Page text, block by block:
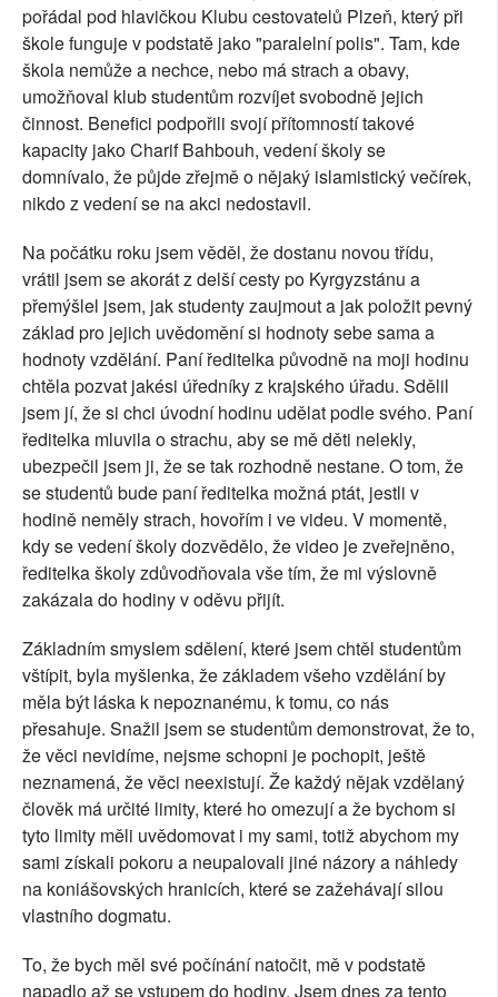
pořádal pod hlavičkou Klubu cestovatelů Plzeň, který při
škole funguje v podstatě jako "paralelní polis". Tam, kde
škola nemůže a nechce, nebo má strach a obavy,
umožňoval klub studentům rozvíjet svobodně jejich
činnost. Benefici podpořili svojí přítomností takové
kapacity jako Charif Bahbouh, vedení školy se
domnívalo, že půjde zřejmě o nějaký islamistický večírek,
nikdo z vedení se na akci nedostavil.
Na počátku roku jsem věděl, že dostanu novou třídu,
vrátil jsem se akorát z delší cesty po Kyrgyzstánu a
přemýšlel jsem, jak studenty zaujmout a jak položit pevný
základ pro jejich uvědomění si hodnoty sebe sama a
hodnoty vzdělání. Paní ředitelka původně na moji hodinu
chtěla pozvat jakési úředníky z krajského úřadu. Sdělil
jsem jí, že si chci úvodní hodinu udělat podle svého. Paní
ředitelka mluvila o strachu, aby se mě děti nelekly,
ubezpečil jsem ji, že se tak rozhodně nestane. O tom, že
se studentů bude paní ředitelka možná ptát, jestli v
hodině neměly strach, hovořím i ve videu. V momentě,
kdy se vedení školy dozvědělo, že video je zveřejněno,
ředitelka školy zdůvodňovala vše tím, že mi výslovně
zakázala do hodiny v oděvu přijít.
Základním smyslem sdělení, které jsem chtěl studentům
vštípit, byla myšlenka, že základem všeho vzdělání by
měla být láska k nepoznanému, k tomu, co nás
přesahuje. Snažil jsem se studentům demonstrovat, že to,
že věci nevidíme, nejsme schopni je pochopit, ještě
neznamená, že věci neexistují. Že každý nějak vzdělaný
člověk má určité limity, které ho omezují a že bychom si
tyto limity měli uvědomovat i my sami, totiž abychom my
sami získali pokoru a neupalovali jiné názory a náhledy
na koniášovských hranicích, které se zažehávají silou
vlastního dogmatu.
To, že bych měl své počínání natočit, mě v podstatě
napadlo až se vstupem do hodiny. Jsem dnes za tento